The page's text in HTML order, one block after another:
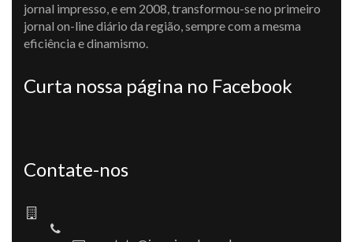
jornal impresso, e em 2008, transformou-se no primeiro
jornal on-line diário da região, sempre com a mesma
eficiência e dinamismo.
Curta nossa página no Facebook
Contate-nos